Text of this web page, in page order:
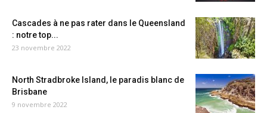
Cascades à ne pas rater dans le Queensland
: notre top...
23 novembre 2022
North Stradbroke Island, le paradis blanc de
Brisbane
9 novembre 2022